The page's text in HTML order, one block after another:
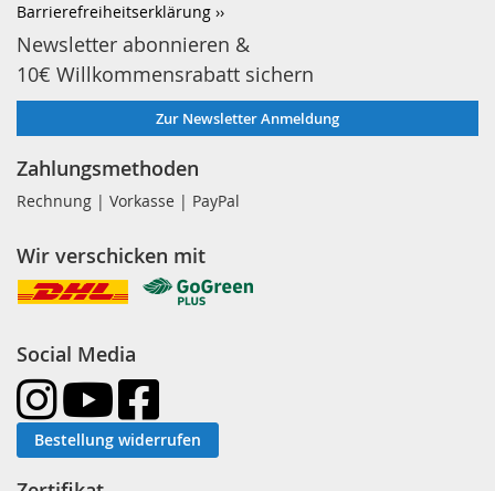
Barrierefreiheitserklärung
Newsletter abonnieren &
10€ Willkommensrabatt sichern
Zur Newsletter Anmeldung
Zahlungsmethoden
Rechnung | Vorkasse | PayPal
Wir verschicken mit
Social Media
Bestellung widerrufen